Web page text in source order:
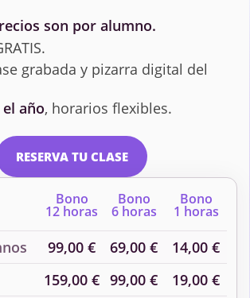
son por alumno.
grabada y pizarra digital del
año, horarios flexibles.
RESERVA TU CLASE
Bono
12 horas
Bono
6 horas
Bono
1 horas
99,00 € 69,00 €
14,00 €
159,00 € 99,00 €
19,00 €